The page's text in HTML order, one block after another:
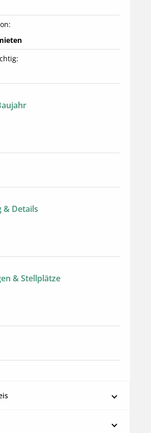
& Details
& Stellplätze